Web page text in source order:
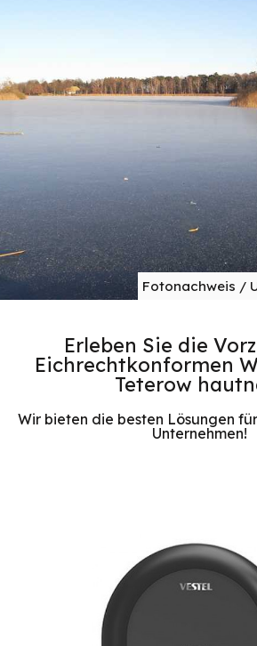
Fotonachweis /
Erleben Sie die
Eichrechtkonformen
Teterow
Wir bieten die besten Lösungen
Unternehmen!